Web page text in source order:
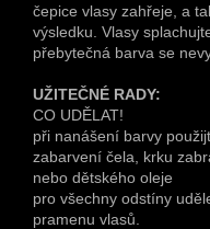
čepice vlasy zahřeje, a
výsledku. Vlasy
přebytečná barva se
UŽITEČNÉ RADY:
CO UDĚLAT!
při nanášení barvy
zabarvení čela, krku
nebo dětského oleje
pro všechny odstíny
pramenu vlasů.